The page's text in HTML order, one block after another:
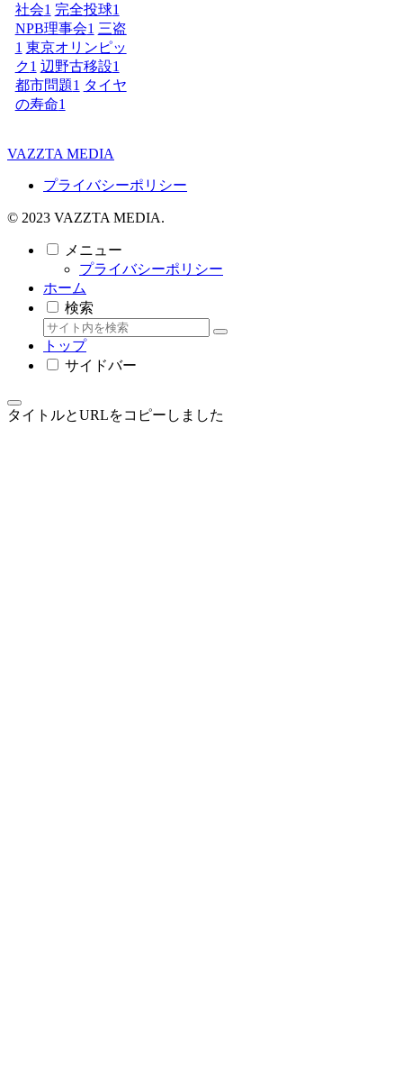
社会1 完全投球1
NPB理事会1 三盗
1 東京オリンピッ
ク1 辺野古移設1
都市問題1 タイヤ
の寿命1
VAZZTA MEDIA
プライバシーポリシー
© 2023 VAZZTA MEDIA.
メニュー
プライバシーポリシー
ホーム
検索
トップ
サイドバー
タイトルとURLをコピーしました